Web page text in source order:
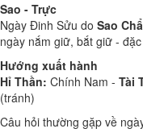
Sao - Trực
Ngày Đinh Sửu do Sao
ngày nắm giữ, bắt giữ -
Hướng xuất hành
Hỉ Thần: Chính Nam - Tài
(tránh)
Câu hỏi thường gặp về